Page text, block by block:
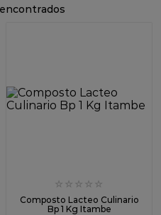
☆ ☆ ☆ ☆ ☆
Composto Lacteo Culinario
Bp 1 Kg Itambe